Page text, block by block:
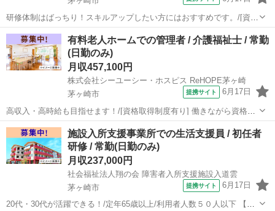
研修体制はばっちり！スキルアップしたい方にはおすすめです。/[資格
取得制度有り] 働きながら資格取得が目指せる！(初任者研修・実務者
研修・介護福祉士)/20代・30代が活躍できる！ 【施設名】 株式会社神
奈川総合企画 レッ...
神奈川 茅ヶ崎市 介護福祉士
有料老人ホームでの管理者 / 介護福祉士 / 常勤
(日勤のみ)
月収457,100円
株式会社シーユーシー・ホスピス ReHOPE茅ヶ崎
茅ヶ崎市
提携サイト 6月17日
高収入・高時給も目指せます！/[資格取得制度有り] 働きながら資格取
得が目指せる！(初任者研修・実務者研修・介護福祉士)/定年65歳以上
【施設名】 株式会社シーユーシー・ホスピス ReHOPE茅ヶ崎 【勤務
地】 神奈川...
神奈川 茅ヶ崎市 介護福祉士
施設入所支援事業所での生活支援員 / 初任者
研修 / 常勤(日勤のみ)
月収237,000円
社会福祉法人翔の会 障害者入所支援施設入道雲
茅ヶ崎市
提携サイト 6月17日
20代・30代が活躍できる！/定年65歳以上/利用者人数５０人以下 【施